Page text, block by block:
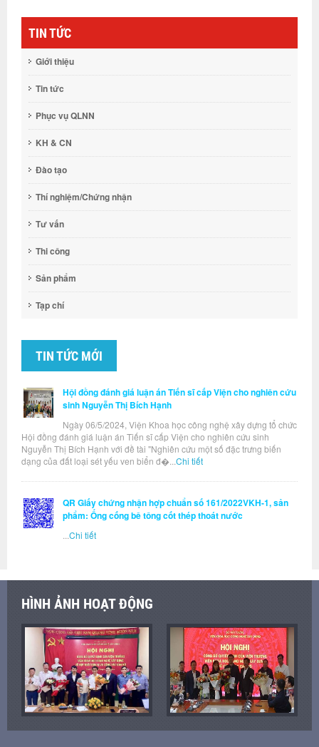
TIN TỨC
Giới thiệu
Tin tức
Phục vụ QLNN
KH & CN
Đào tạo
Thí nghiệm/Chứng nhận
Tư vấn
Thi công
Sản phẩm
Tạp chí
TIN TỨC MỚI
Hội đồng đánh giá luận án Tiến sĩ cấp Viện cho nghiên cứu
sinh Nguyễn Thị Bích Hạnh
Ngày 06/5/2024, Viện Khoa học công nghệ xây dựng tổ chức
Hội đồng đánh giá luận án Tiến sĩ cấp Viện cho nghiên cứu sinh
Nguyễn Thị Bích Hạnh với đề tài "Nghiên cứu một số đặc trưng biến
dạng của đất loại sét yếu ven biển đ�... Chi tiết
QR Giấy chứng nhận hợp chuẩn số 161/2022VKH-1, sản
phẩm: Ống cống bê tông cốt thép thoát nước
Chi tiết
HÌNH ẢNH HOẠT ĐỘNG